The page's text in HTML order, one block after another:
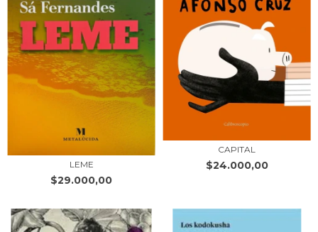
LEME
$29.000,00
CAPITAL
$24.000,00